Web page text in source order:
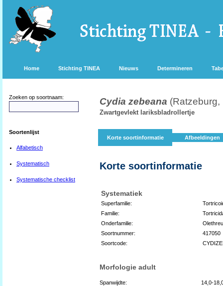
Home Stichting TINEA Nieuws Determineren
Zoeken op soortnaam:
Soortenlijst
Alfabetisch
Systematisch
Systematische checklist
Cydia zebeana (Ratzeburg,
Zwartgevlekt lariksbladrollertje
Korte soortinformatie Afbeeldingen
Korte soortinformatie
Systematiek
Superfamilie:
Familie:
Onderfamilie:
Soortnummer:
417050
Soortcode:
Morfologie adult
Spanwijdte:
14,0-